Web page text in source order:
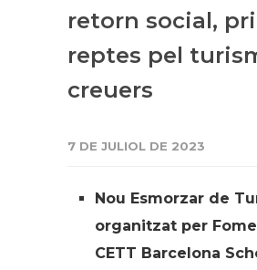
retorn social,
reptes pel
creuers
7 DE JULIOL DE 2023
Nou Esmorzar de
organitzat per
CETT Barcelona